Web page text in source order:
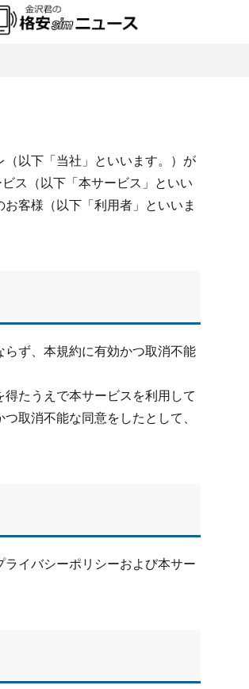
以下「当社」といいます。）が
ス（以下「本サービス」といい
客様（以下「利用者」といいま
ず、本規約に有効かつ取消不能
たうえで本サービスを利用して
取消不能な同意をしたとして、
イバシーポリシーおよび本サー